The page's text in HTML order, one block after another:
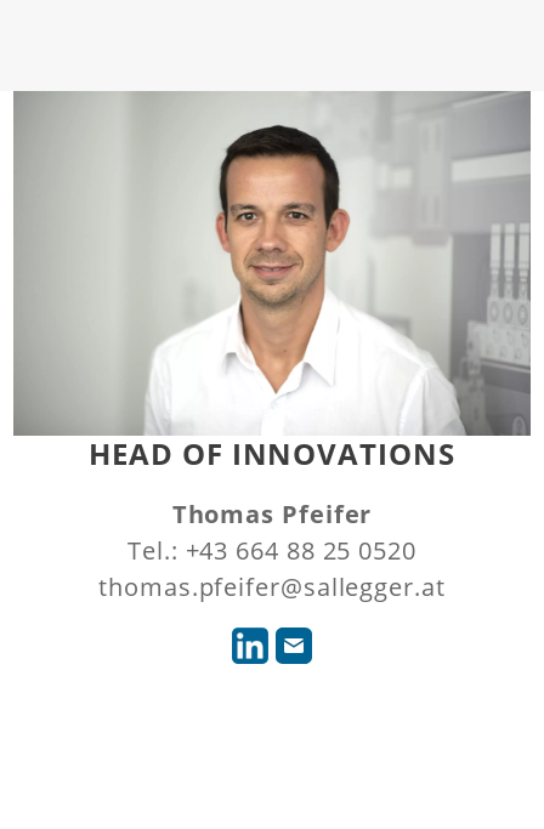
HEAD OF INNOVATIONS
Thomas Pfeifer
Tel.: +43 664 88 25 0520
thomas.pfeifer@sallegger.at